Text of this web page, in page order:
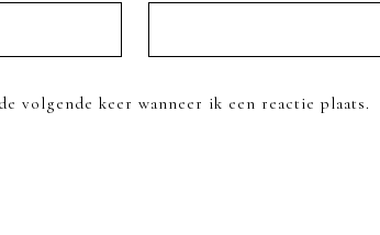
volgende keer wanneer ik een reactie plaats.